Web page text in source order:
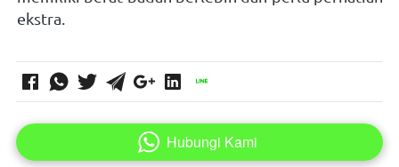
ekstra.
` Hubungi Kami